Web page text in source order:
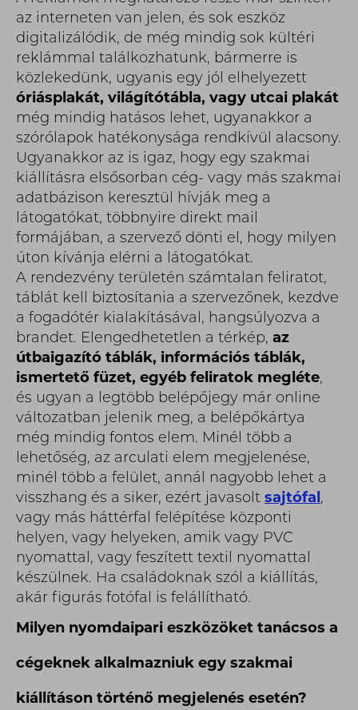
az interneten van jelen, és sok eszköz
digitalizálódik, de még mindig sok kültéri
reklámmal találkozhatunk, bármerre is
közlekedünk, ugyanis egy jól elhelyezett
óriásplakát, világítótábla, vagy utcai plakát
még mindig hatásos lehet, ugyanakkor a
szórólapok hatékonysága rendkívül alacsony.
Ugyanakkor az is igaz, hogy egy szakmai
kiállításra elsősorban cég- vagy más szakmai
adatbázison keresztül hívják meg a
látogatókat, többnyire direkt mail
formájában, a szervező dönti el, hogy milyen
úton kívánja elérni a látogatókat.
A rendezvény területén számtalan feliratot,
táblát kell biztosítania a szervezőnek, kezdve
a fogadótér kialakításával, hangsúlyozva a
brandet. Elengedhetetlen a térkép, az
útbaigazító táblák, információs táblák,
ismertető füzet, egyéb feliratok megléte,
és ugyan a legtöbb belépőjegy már online
változatban jelenik meg, a belépőkártya
még mindig fontos elem. Minél több a
lehetőség, az arculati elem megjelenése,
minél több a felület, annál nagyobb lehet a
visszhang és a siker, ezért javasolt sajtófal,
vagy más háttérfal felépítése központi
helyen, vagy helyeken, amik vagy PVC
nyomattal, vagy feszített textil nyomattal
készülnek. Ha családoknak szól a kiállítás,
akár figurás fotófal is felállítható.
Milyen nyomdaipari eszközöket tanácsos a
cégeknek alkalmazniuk egy szakmai
kiállításon történő megjelenés esetén?